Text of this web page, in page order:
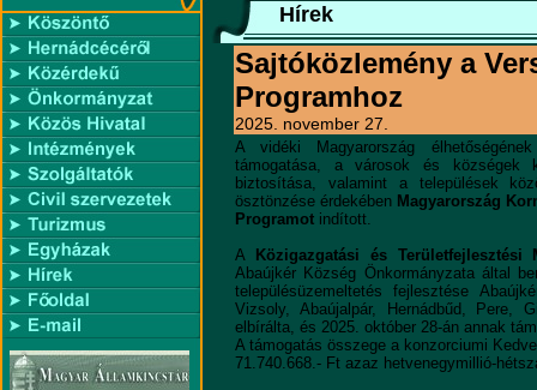
Hírek
Sajtóközlemény a
Programhoz
2025. november 27.
A vidéki Magyarország
támogatása, a városok és községek
biztosítása, valamint a települések
ösztönzése érdekében Magyarország
Programot indított.
A
Közigazgatási és Területfejlesztési
Abaújkér Község Önkormányzata által
településüzemeltetés fejlesztése
Vizsoly, Abaújalpár, Hernádbűd, Pere,
elbírálta, és 2025. október 28-án annak
A támogatás összege a konzorciumi
71.740.668.- Ft azaz hetvenegymillió-